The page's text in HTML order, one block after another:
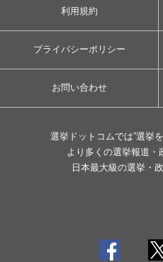
利用規約
プライバシーポリシー
お問い合わせ
選挙ドットコムでは”選挙
より多くの選挙報道・
日本最大級の選挙・